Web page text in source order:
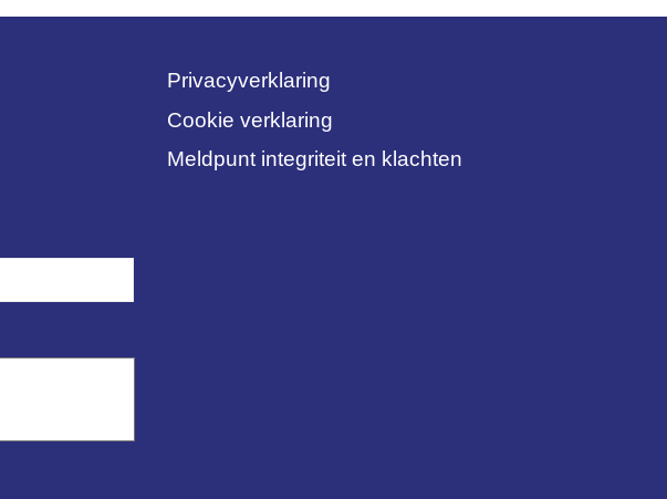
Privacyverklaring
Cookie verklaring
Meldpunt integriteit en klachten